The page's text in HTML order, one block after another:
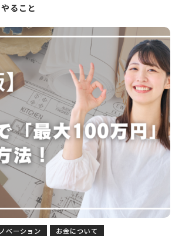
ること
ベーション お金について